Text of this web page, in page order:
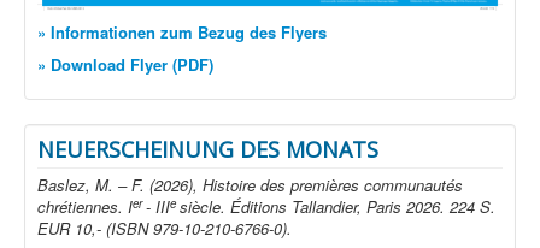
» Informationen zum Bezug des Flyers
» Download Flyer (PDF)
NEUERSCHEINUNG DES MONATS
Baslez, M. – F. (2026), Histoire des premières communautés
chrétiennes. Ier- IIIe siècle. Éditions Tallandier, Paris 2026. 224 S.
EUR 10,- (ISBN 979-10-210-6766-0).